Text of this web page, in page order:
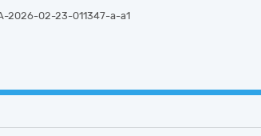
2026-02-23-011347-a-a1